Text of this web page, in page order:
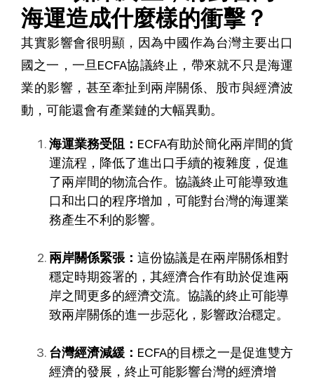
海運造成什麼樣的衝擊？
其實影響會很明顯，因為中國作為台灣主要出口
國之一，一旦ECFA協議終止，帶來就不只是海運
業的影響，甚至牽扯到兩岸關係、股市與經濟波
動，可能還會有產業鏈的大幅異動。
海運業務受阻： ECFA有助於簡化兩岸間的貨
運流程，降低了進出口手續的複雜度，促進
了兩岸間的物流合作。協議終止可能導致進
口和出口的程序增加，可能對台灣的海運業
務產生不利的影響。
兩岸關係緊張： 這份協議是在兩岸關係相對
穩定時期簽署的，其經濟合作有助於促進兩
岸之間更多的經濟交流。協議的終止可能導
致兩岸關係的進一步惡化，影響政治穩定。
台灣經濟減緩： ECFA的目標之一是促進雙方
經濟的發展，終止可能影響台灣的經濟增